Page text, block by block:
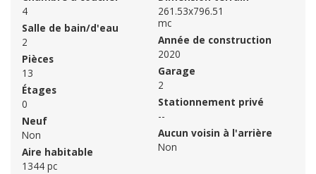
4
Salle de bain/d'eau
2
Pièces
13
Étages
0
Neuf
Non
Aire habitable
1344 pc
261.53x796.51
mc
Année de construction
2020
Garage
2
Stationnement privé
--
Aucun voisin à l'arrière
Non